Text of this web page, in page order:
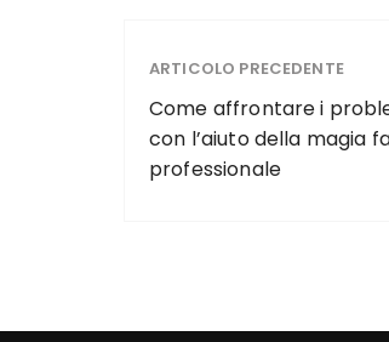
ARTICOLO PRECEDENTE
Come affrontare i
con l’aiuto della magia
professionale